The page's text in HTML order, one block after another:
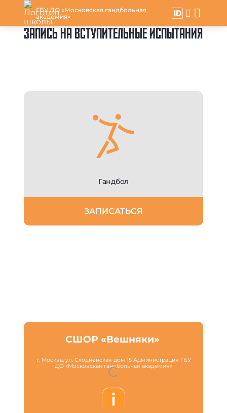
ГБУ ДО «Московская гандбольная
академия»
ЗАПИСЬ НА ВСТУПИТЕЛЬНЫЕ ИСПЫТАНИЯ
Гандбол
ЗАПИСАТЬСЯ
СШОР «Вешняки»
г. Москва, ул. Сходненская дом 15 Администрация ГБУ
ДО «Московская гандбольная академия»